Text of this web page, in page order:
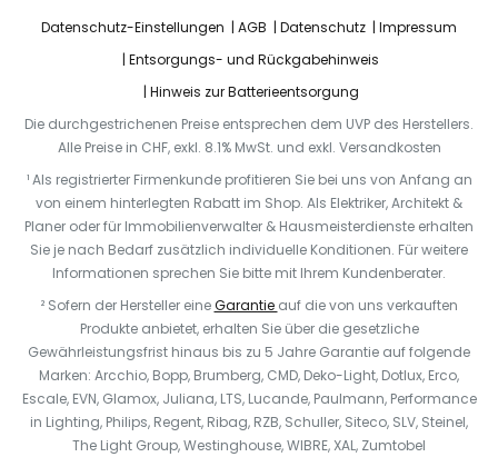
Datenschutz-Einstellungen AGB Datenschutz
Impressum
Entsorgungs- und Rückgabehinweis
Hinweis zur Batterieentsorgung
Die durchgestrichenen Preise entsprechen dem UVP des Herstellers.
Alle Preise in CHF, exkl. 8.1% MwSt. und exkl. Versandkosten
¹ Als registrierter Firmenkunde profitieren Sie bei uns von Anfang an
von einem hinterlegten Rabatt im Shop. Als Elektriker, Architekt &
Planer oder für Immobilienverwalter & Hausmeisterdienste erhalten
Sie je nach Bedarf zusätzlich individuelle Konditionen. Für weitere
Informationen sprechen Sie bitte mit Ihrem Kundenberater.
² Sofern der Hersteller eineGarantie auf die von uns verkauften
Produkte anbietet, erhalten Sie über die gesetzliche
Gewährleistungsfrist hinaus bis zu 5 Jahre Garantie auf folgende
Marken: Arcchio, Bopp, Brumberg, CMD, Deko-Light, Dotlux, Erco,
Escale, EVN, Glamox, Juliana, LTS, Lucande, Paulmann, Performance
in Lighting, Philips, Regent, Ribag, RZB, Schuller, Siteco, SLV, Steinel,
The Light Group, Westinghouse, WIBRE, XAL, Zumtobel